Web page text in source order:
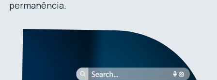
permanência.